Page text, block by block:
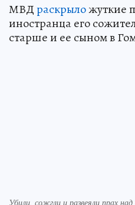
МВДраскрыложуткие
иностранца его
старше и ее сыном в
Убили, сожгли и развеяли прах над